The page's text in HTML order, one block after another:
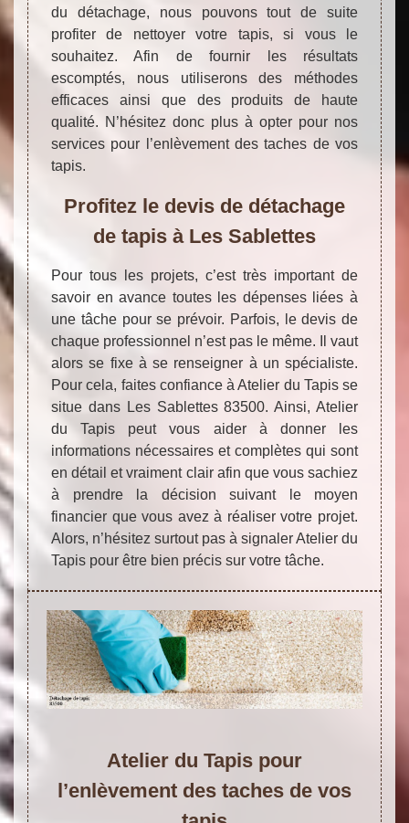
du détachage, nous pouvons tout de suite
profiter de nettoyer votre tapis, si vous le
souhaitez. Afin de fournir les résultats
escomptés, nous utiliserons des méthodes
efficaces ainsi que des produits de haute
qualité. N’hésitez donc plus à opter pour nos
services pour l’enlèvement des taches de vos
tapis.
Profitez le devis de détachage
de tapis à Les Sablettes
Pour tous les projets, c’est très important de
savoir en avance toutes les dépenses liées à
une tâche pour se prévoir. Parfois, le devis de
chaque professionnel n’est pas le même. Il vaut
alors se fixe à se renseigner à un spécialiste.
Pour cela, faites confiance à Atelier du Tapis se
situe dans Les Sablettes 83500. Ainsi, Atelier
du Tapis peut vous aider à donner les
informations nécessaires et complètes qui sont
en détail et vraiment clair afin que vous sachiez
à prendre la décision suivant le moyen
financier que vous avez à réaliser votre projet.
Alors, n’hésitez surtout pas à signaler Atelier du
Tapis pour être bien précis sur votre tâche.
Atelier du Tapis pour
l’enlèvement des taches de vos